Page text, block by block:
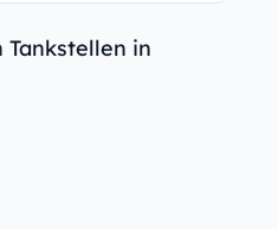
Tankstellen in